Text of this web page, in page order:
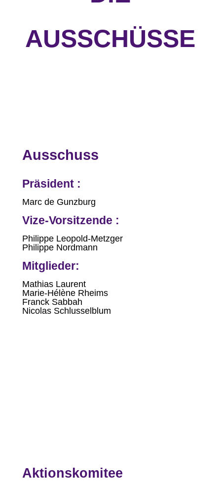
AUSSCHÜSSE
Ausschuss
Präsident :
Marc de Gunzburg
Vize-Vorsitzende :
Philippe Leopold-Metzger
Philippe Nordmann
Mitglieder:
Mathias Laurent
Marie-Hélène Rheims
Franck Sabbah
Nicolas Schlusselblum
Aktionskomitee